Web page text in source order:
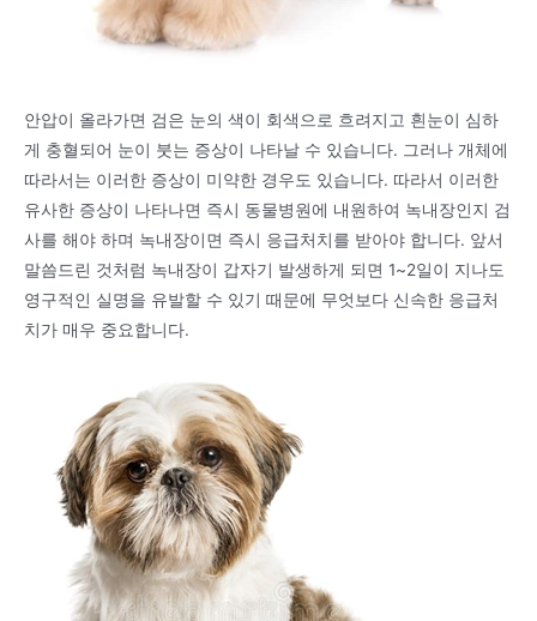
안압이 올라가면 검은 눈의 색이 회색으로 흐려지고 흰눈이 심하
게 충혈되어 눈이 붓는 증상이 나타날 수 있습니다. 그러나 개체에
따라서는 이러한 증상이 미약한 경우도 있습니다. 따라서 이러한
유사한 증상이 나타나면 즉시 동물병원에 내원하여 녹내장인지 검
사를 해야 하며 녹내장이면 즉시 응급처치를 받아야 합니다. 앞서
말씀드린 것처럼 녹내장이 갑자기 발생하게 되면 1~2일이 지나도
영구적인 실명을 유발할 수 있기 때문에 무엇보다 신속한 응급처
치가 매우 중요합니다.